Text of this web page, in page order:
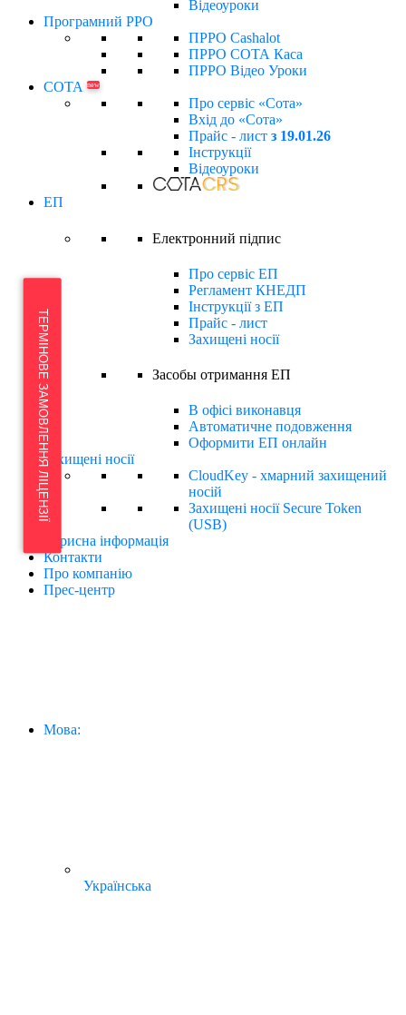
Відеоуроки
Програмний РРО
ПРРО Cashalot
ПРРО СОТА Каса
ПРРО Відео Уроки
СОТА
new
Про сервіс «Сота»
Вхід до «Сота»
Прайс - лист з 19.01.26
Інструкції
Відеоуроки
ЕП
Електронний підпиc
Про сервіс ЕП
Регламент КНЕДП
Інструкції з ЕП
Прайс - лист
Захищені носії
Засобы отримання ЕП
В офісі виконавця
Автоматичне подовження
Оформити ЕП онлайн
Захищені носії
CloudKey - хмарний захищений
носій
Захищені носії Secure Token
(USB)
Корисна інформація
Контакти
Про компанію
Прес-центр
Мова:
Українська
ТЕРМІНОВЕ ЗАМОВЛЕННЯ ЛІЦЕНЗІЇ